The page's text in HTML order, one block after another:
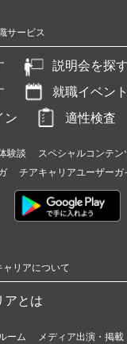
サービス
説明会を探す
就職イベン
ン
適性検査
験談 スペシャルコンテン
チアキャリアユーザーガ
ャリアについて
アとは
ーム
メディア出演・掲載